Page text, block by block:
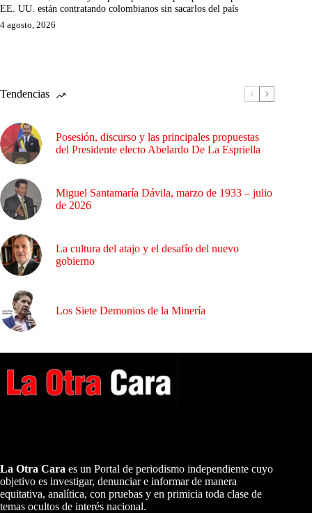
EE. UU. están contratando colombianos sin sacarlos del país
4 agosto, 2026
Tendencias
Posesión, discurso y las principales propuestas
del Presidente electo Abelardo De La Espriella
Miguel Santamaría Dávila, marzo de 1933 – julio
de 2026
La cultura del atajo y el desafío del nuevo
gobierno
Los Siete Demonios de la Minería
La Otra Cara es un Portal de periodismo independiente cuyo
objetivo es investigar, denunciar e informar de manera
equitativa, analítica, con pruebas y en primicia toda clase de
temas ocultos de interés nacional.